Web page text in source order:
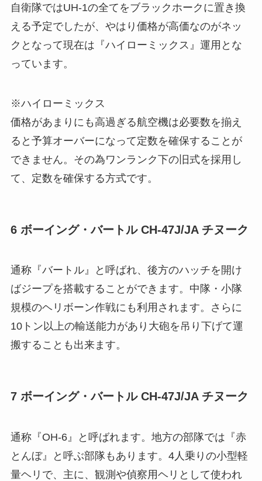
自衛隊ではUH-1の全てをブラックホークに置き換
える予定でしたが、やはり価格が高価なのがネッ
クとなって現在は『ハイローミックス』運用とな
っています。
※ハイローミックス
価格があまりにも高過ぎる航空機は必要数を揃え
ると予算オーバーになって定数を確保することが
できません。その為ワンランク下の旧式を採用し
て、定数を確保する方式です。
6 ボーイング・バートル CH-47J/JA チヌーク
通称『バートル』と呼ばれ、後方のハッチを開け
ばジープを搭載することができます。中隊・小隊
規模のヘリボーン作戦にも利用されます。さらに
10トン以上の輸送能力があり大砲を吊り下げて運
搬することも出来ます。
7 ボーイング・バートル CH-47J/JA チヌーク
通称『OH-6』と呼ばれます。地方の部隊では『赤
とんぼ』と呼ぶ部隊もあります。4人乗りの小型軽
量ヘリで、主に、観測や偵察用ヘリとして使われ